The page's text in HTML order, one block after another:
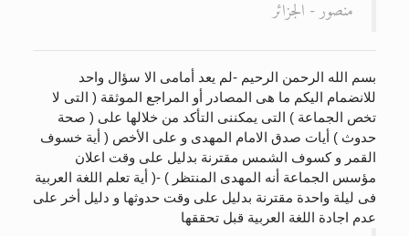
منصور - الجزائر
بسم الله الرحمن الرحيم -لم يعد أمامى الا سؤال واحد
للانضمام اليكم ما هى المصادر أو المراجع الموثقة ( التى لا
تخص الجماعة ) التى يمكننى التأكد من خلالها على ( صحة
حدوث ) أيات صدق الامام المهدى و على الأخص ( أية خسوف
القمر و كسوف الشمس مقترنة بدليل على وقت اعلان
مؤسس الجماعة أنه المهدى المنتظر ) -( أية تعلم اللغة العربية
فى ليلة واحدة مقترنة بدليل على وقت حدوثها و دليل أخر على
عدم اجادة اللغة العربية قبل تحققها